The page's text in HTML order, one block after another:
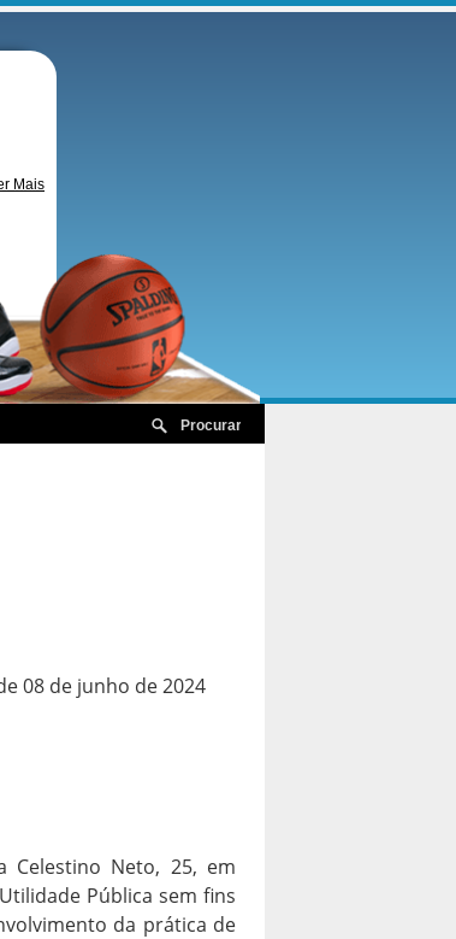
Mais
08 de junho de 2024
Celestino Neto, 25, em
Pública sem fins
da prática de